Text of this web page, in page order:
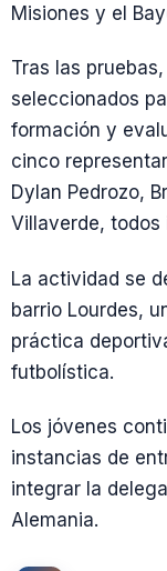
Misiones y el
Tras las
seleccionados
formación y
cinco
Dylan Pedrozo,
Villaverde, todos
La actividad se
barrio Lourdes,
práctica
futbolística.
Los jóvenes
instancias de
integrar la
Alemania.